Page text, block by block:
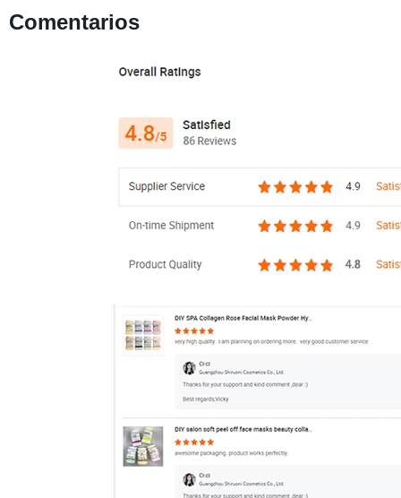
Comentarios